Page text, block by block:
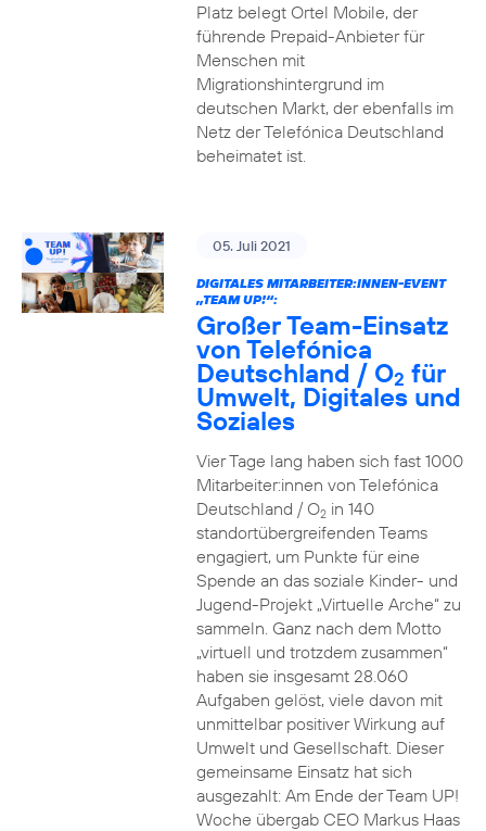
Platz belegt Ortel Mobile, der
führende Prepaid-Anbieter für
Menschen mit
Migrationshintergrund im
deutschen Markt, der ebenfalls im
Netz der Telefónica Deutschland
beheimatet ist.
05. Juli 2021
DIGITALES MITARBEITER:INNEN-EVENT
„TEAM UP!“:
Großer Team-Einsatz
von Telefónica
Deutschland / O2 für
Umwelt, Digitales und
Soziales
Vier Tage lang haben sich fast 1000
Mitarbeiter:innen von Telefónica
Deutschland / O2in 140
standortübergreifenden Teams
engagiert, um Punkte für eine
Spende an das soziale Kinder- und
Jugend-Projekt „Virtuelle Arche“ zu
sammeln. Ganz nach dem Motto
„virtuell und trotzdem zusammen“
haben sie insgesamt 28.060
Aufgaben gelöst, viele davon mit
unmittelbar positiver Wirkung auf
Umwelt und Gesellschaft. Dieser
gemeinsame Einsatz hat sich
ausgezahlt: Am Ende der Team UP!
Woche übergab CEO Markus Haas